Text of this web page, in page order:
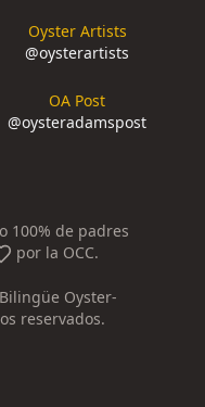
Oyster Artists
@oysterartists
OA Post
@oysteradamspost
100% de padres
por la OCC.
Oyster-
reservados.